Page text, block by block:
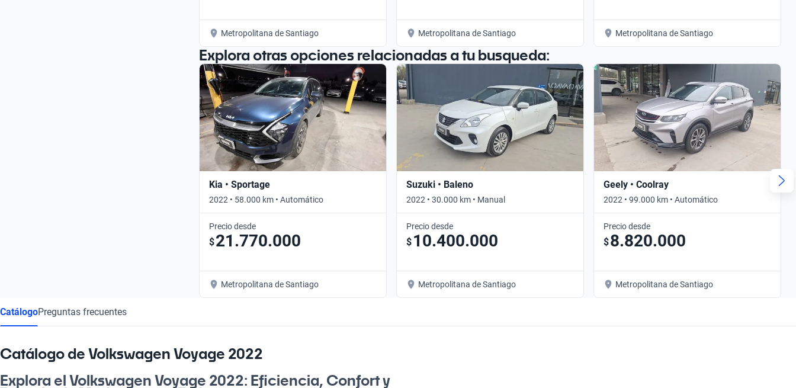
Metropolitana de Santiago Metropolitana de Santiago Metropolitana de Santiago
Explora otras opciones relacionadas a tu busqueda:
Kia • Sportage
2022 • 58.000 km • Automático
Precio desde
$21.770.000
Metropolitana de Santiago
Suzuki • Baleno
2022 • 30.000 km • Manual
Precio desde
$ 10.400.000
Metropolitana de Santiago
Geely • Coolray
2022 • 99.000 km • Automático
Precio desde
$8.820.000
Metropolitana de Santiago
CatálogoPreguntas frecuentes
Catálogo de Volkswagen Voyage 2022
Explora el Volkswagen Voyage 2022: Eficiencia, Confort y